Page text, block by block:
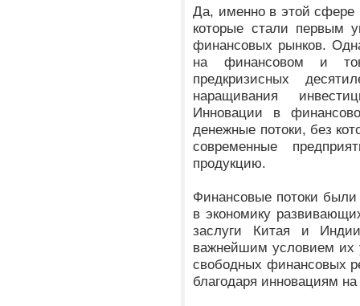
Да, именно в этой
которые стали первым
финансовых рынков.
на финансовом и
предкризисных
наращивания
Инновации в
денежные потоки, без
современные
продукцию.
Финансовые потоки были
в экономику
заслуги Китая и
важнейшим условием их
свободных финансовых
благодаря инновациям